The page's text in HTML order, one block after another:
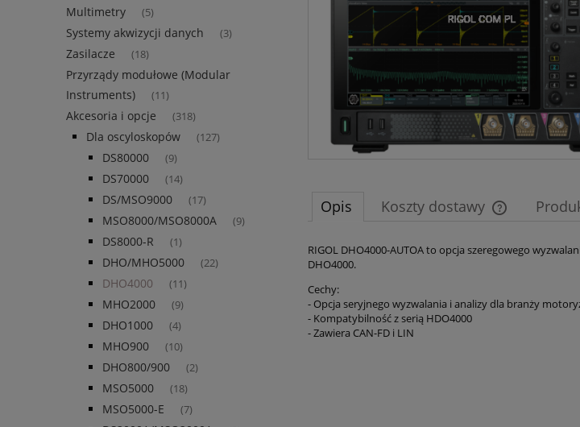
Multimetry (5)
Systemy akwizycji danych (3)
Zasilacze (18)
Przyrządy modułowe (Modular
Instruments)
(11)
Akcesoria i opcje (318)
Dla oscyloskopów (127)
DS80000 (9)
DS70000 (14)
DS/MSO9000 (17)
MSO8000/MSO8000A (9)
DS8000-R (1)
DHO/MHO5000 (22)
DHO4000 (11)
MHO2000 (9)
DHO1000 (4)
MHO900 (10)
DHO800/900 (2)
MSO5000 (18)
MSO5000-E (7)
Opis Koszty dostawy
Cena nie
RIGOL DHO4000-AUTOA to opcja szeregowego
DHO4000.
Cechy:
- Opcja seryjnego wyzwalania i analizy dla branży
- Kompatybilność z serią HDO4000
- Zawiera CAN-FD i LIN